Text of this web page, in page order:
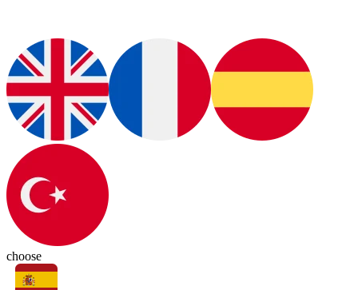
choose